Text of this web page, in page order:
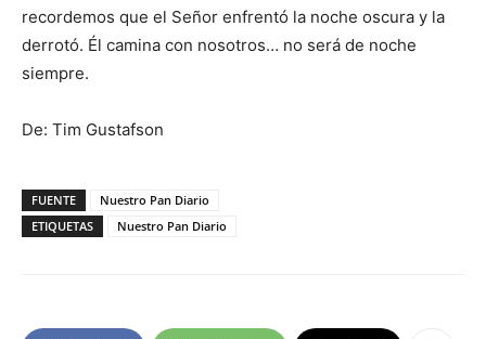
recordemos que el Señor enfrentó la noche oscura y la
derrotó. Él camina con nosotros… no será de noche
siempre.
De: Tim Gustafson
FUENTE
Nuestro Pan Diario
ETIQUETAS
Nuestro Pan Diario